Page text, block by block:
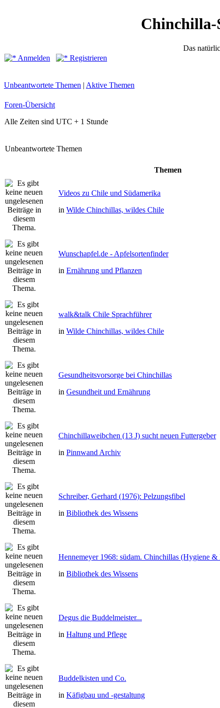
Chinchilla-
Das
Anmelden
Registrieren
Unbeantwortete Themen | Aktive Themen
Foren-Übersicht
Alle Zeiten sind UTC + 1 Stunde
Unbeantwortete Themen
Themen
Videos zu Chile und Südamerika
in Wilde Chinchillas, wildes Chile
Wunschapfel.de - Apfelsortenfinder
in Ernährung und Pflanzen
walk&talk Chile Sprachführer
in Wilde Chinchillas, wildes Chile
Gesundheitsvorsorge bei Chinchillas
in Gesundheit und Ernährung
Chinchillaweibchen (13 J) sucht neuen Futtergeber
in Pinnwand Archiv
Schreiber, Gerhard (1976): Pelzungsfibel
in Bibliothek des Wissens
Hennemeyer 1968: südam. Chinchillas (Hygiene
in Bibliothek des Wissens
Degus die Buddelmeister...
in Haltung und Pflege
Buddelkisten und Co.
in Käfigbau und -gestaltung